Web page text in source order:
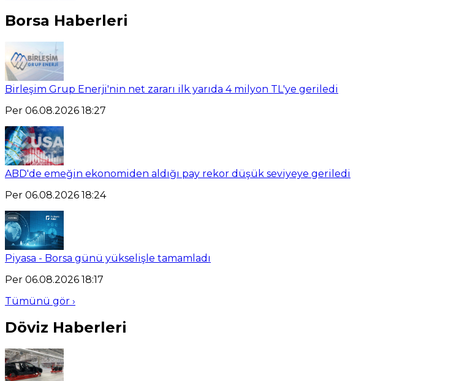
Borsa Haberleri
Birleşim Grup Enerji'nin net zararı ilk yarıda 4 milyon TL'ye geriledi
Per 06.08.2026 18:27
ABD'de emeğin ekonomiden aldığı pay rekor düşük seviyeye geriledi
Per 06.08.2026 18:24
Piyasa - Borsa günü yükselişle tamamladı
Per 06.08.2026 18:17
Tümünü gör ›
Döviz Haberleri